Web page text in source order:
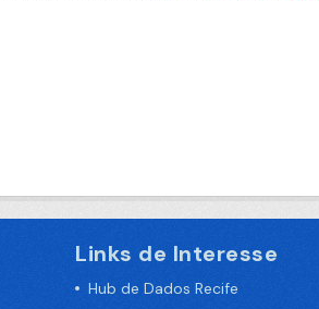
Links de Interesse
Hub de Dados Recife